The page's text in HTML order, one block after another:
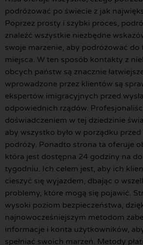
podróżować po świecie z jak
Poprzez prosty i szybki proces,
znaleźć wszystkie niezbędne
swoje marzenie, aby podróżować do
miejsca. W ten sposób kontakty z
obcych państw są znacznie
wprowadzone przez klientów są
ekspertów imigracyjnych przed
odpowiednich rządów.
doświadczeniem w tej dziedzinie
aby wszystko było w porządku
podróży. Ponadto strona ta oferuje
która jest dostępna 24 godziny na
tygodniu. Ich celem jest, aby ich
cieszyć się wyjazdem, dbając o
problemy, które mogą się pojawić.
wysoki poziom bezpieczeństwa,
najnowocześniejszym metodom
informacje i konta użytkowników,
spełniać swoich marzeń. Metody